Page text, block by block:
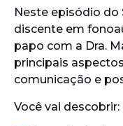
Neste episódio do
discente em
papo com a Dra.
principais
comunicação e
Você vai descobrir: